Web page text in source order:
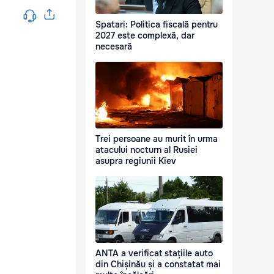
Spatari: Politica fiscală pentru
2027 este complexă, dar
necesară
Trei persoane au murit în urma
atacului nocturn al Rusiei
asupra regiunii Kiev
ANTA a verificat stațiile auto
din Chișinău și a constatat mai